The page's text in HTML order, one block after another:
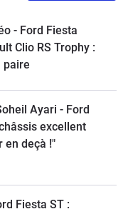
- Ford Fiesta
Clio RS Trophy :
paire
Ayari - Ford
excellent
en deçà !"
Fiesta ST :